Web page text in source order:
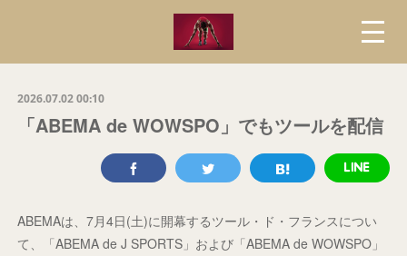
2026.07.02 00:10
「ABEMA de WOWSPO」でもツールを配信
ABEMAは、7月4日(土)に開幕するツール・ド・フランスについ
て、「ABEMA de J SPORTS」および「ABEMA de WOWSPO」